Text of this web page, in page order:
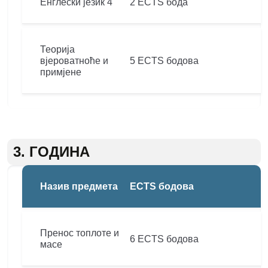
Енглески језик 4 2 ECTS бода
Теорија
вјероватноће и
примјене
5 ECTS бодова
3. ГОДИНА
Назив предмета ECTS бодова
Пренос топлоте и
масе
6 ECTS бодова